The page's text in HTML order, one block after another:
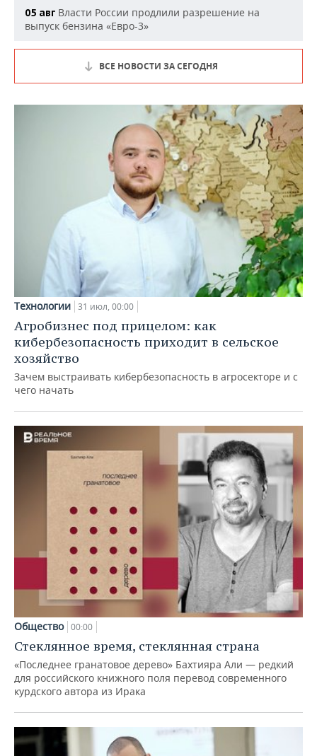
05 авг Власти России продлили разрешение на
выпуск бензина «Евро-3»
ВСЕ НОВОСТИ ЗА СЕГОДНЯ
Технологии 31 июл, 00:00
Агробизнес под прицелом: как
кибербезопасность приходит в сельское
хозяйство
Зачем выстраивать кибербезопасность в агросекторе и с
чего начать
Общество 00:00
Стеклянное время, стеклянная страна
«Последнее гранатовое дерево» Бахтияра Али — редкий
для российского книжного поля перевод современного
курдского автора из Ирака